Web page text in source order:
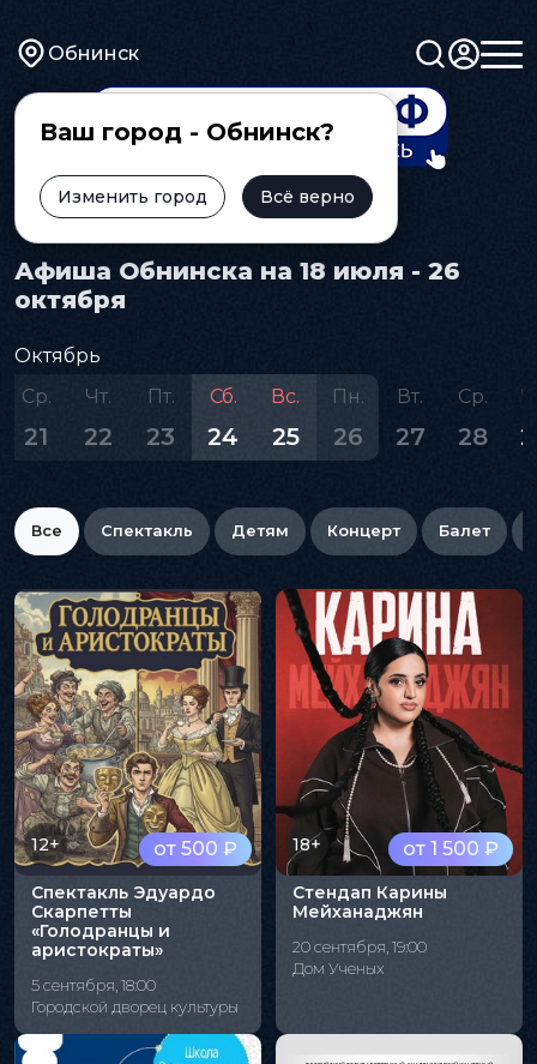
Обнинск
Ваш город - Обнинск?
Изменить город Всё верно
Главная Афиша
Афиша Обнинска на 18 июля - 26
октября
Октябрь
Ср.
21
Чт.
22
Пт.
23
Сб.
24
Вс.
25
Пн.
26
Вт.
27
Ср.
28
Все Спектакль Детям Концерт Балет
от 500 ₽
12+
Спектакль Эдуардо
Скарпетты
«Голодранцы и
аристократы»
5 сентября, 18:00
Городской дворец культуры
от 1 500 ₽
18+
Стендап Карины
Мейханаджян
20 сентября, 19:00
Дом Ученых